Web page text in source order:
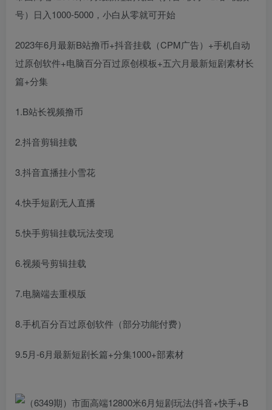
号）日入1000-5000，小白从零就可开始
2023年6月最新B站撸币+抖音挂载（CPM广告）+手机自动
过原创软件+电脑百分百过原创模板+五六月最新短剧素材长
篇+分集
1.B站长视频撸币
2.抖音剪辑挂载
3.抖音直播挂小雪花
4.快手短剧无人直播
5.快手剪辑挂载玩法变现
6.视频号剪辑挂载
7.电脑端去重模版
8.手机百分百过原创软件（部分功能付费）
9.5月-6月最新短剧长篇+分集1000+部素材